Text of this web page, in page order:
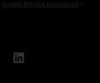
Google Politika privatnosti i